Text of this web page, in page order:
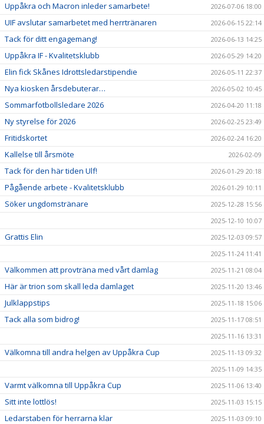
Uppåkra och Macron inleder samarbete! 2026-07-06 18:00
UIF avslutar samarbetet med herrtränaren 2026-06-15 22:14
Tack för ditt engagemang! 2026-06-13 14:25
Uppåkra IF - Kvalitetsklubb 2026-05-29 14:20
Elin fick Skånes Idrottsledarstipendie 2026-05-11 22:37
Nya kiosken årsdebuterar… 2026-05-02 10:45
Sommarfotbollsledare 2026 2026-04-20 11:18
Ny styrelse för 2026 2026-02-25 23:49
Fritidskortet 2026-02-24 16:20
Kallelse till årsmöte 2026-02-09
Tack för den här tiden Ulf! 2026-01-29 20:18
Pågående arbete - Kvalitetsklubb 2026-01-29 10:11
Söker ungdomstränare
2025-12-28 15:56
2025-12-10 10:07
Grattis Elin
2025-12-03 09:57
2025-11-24 11:41
Välkommen att provträna med vårt damlag 2025-11-21 08:04
Här är trion som skall leda damlaget 2025-11-20 13:46
Julklappstips 2025-11-18 15:06
Tack alla som bidrog!
2025-11-17 08:51
2025-11-16 13:31
Välkomna till andra helgen av Uppåkra Cup
2025-11-13 09:32
2025-11-09 14:35
Varmt välkomna till Uppåkra Cup 2025-11-06 13:40
Sitt inte lottlös! 2025-11-03 15:15
Ledarstaben för herrarna klar 2025-11-03 09:10